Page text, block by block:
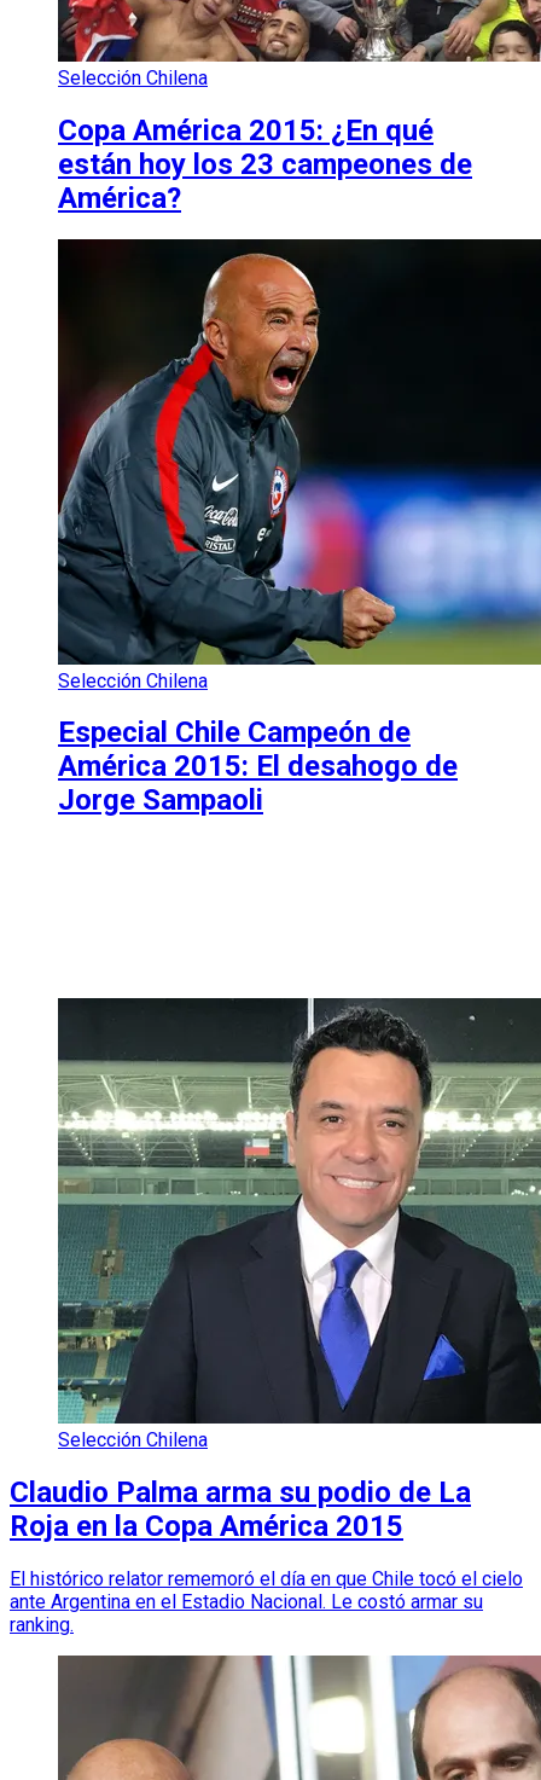
Selección Chilena
Copa América 2015: ¿En qué
están hoy los 23 campeones de
América?
Selección Chilena
Especial Chile Campeón de
América 2015: El desahogo de
Jorge Sampaoli
Selección Chilena
Claudio Palma arma su podio de La
Roja en la Copa América 2015
El histórico relator rememoró el día en que Chile tocó el cielo
ante Argentina en el Estadio Nacional. Le costó armar su
ranking.